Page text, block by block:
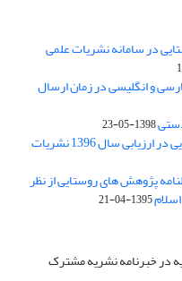
در سامانه نشریات علمی
و انگلیسی در زمان ارسال
1398-05-23
کسب رتبه A فصلنامه پژوهش های روستایی در ارزیابی سال 1396 نشریات
پژوهش های روستایی از نظر
1395-04-21
در خبرنامه نشریه مشترک